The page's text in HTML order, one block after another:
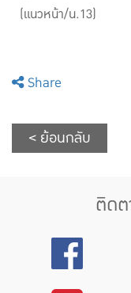
(แนวหน้า/น.13)
Share
< ย้อนกลับ
ติด